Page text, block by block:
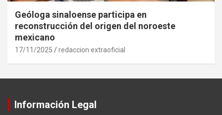
Geóloga sinaloense participa en
reconstrucción del origen del noroeste
mexicano
17/11/2025 redaccion extraoficial
Información Legal